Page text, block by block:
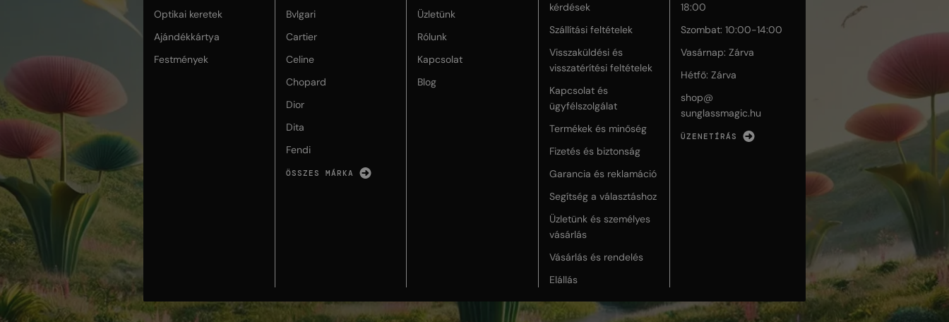
Optikai keretek
Ajándékkártya
Festmények
Bvlgari
Cartier
Celine
Chopard
Dior
Dita
Fendi
ÖSSZES MÁRKA
Üzletünk
Rólunk
Kapcsolat
Blog
kérdések
Szállítási feltételek
Visszaküldési és
visszatérítési feltételek
Kapcsolat és
ügyfélszolgálat
Termékek és minőség
Fizetés és biztonság
Garancia és reklamáció
Segítség a választáshoz
Üzletünk és személyes
vásárlás
Vásárlás és rendelés
Elállás
18:00
Szombat: 10:00-14:00
Vasárnap: Zárva
Hétfő: Zárva
shop@
sunglassmagic.hu
ÜZENETÍRÁS